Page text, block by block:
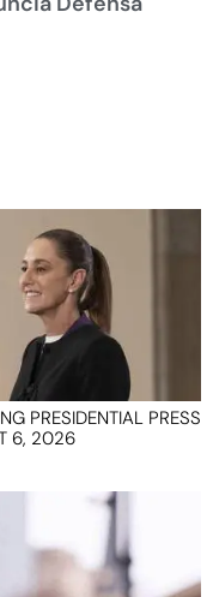
PRESIDENTIAL PRESS
6, 2026